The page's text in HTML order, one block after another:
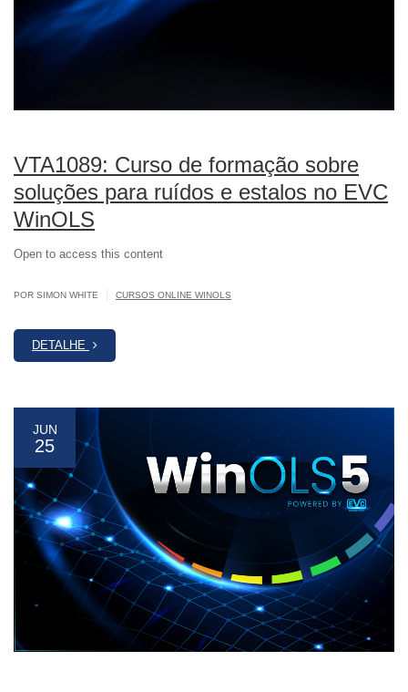
VTA1089: Curso de formação sobre
soluções para ruídos e estalos no EVC
WinOLS
Open to access this content
POR SIMON WHITE CURSOS ONLINE WINOLS
DETALHE
JUN
25